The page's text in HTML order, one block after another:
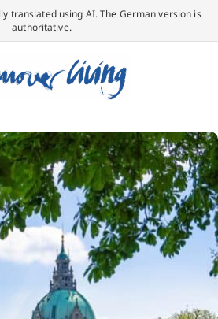
translated using AI. The German version is
authoritative.